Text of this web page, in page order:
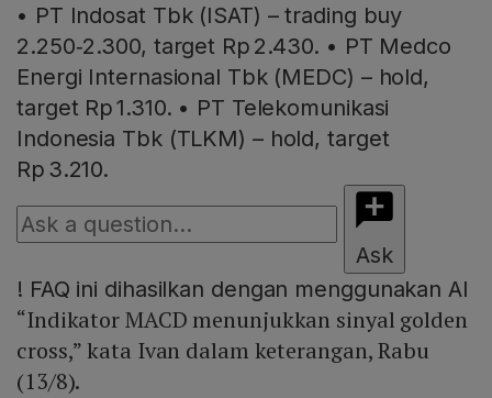
• PT Indosat Tbk (ISAT) – trading buy
2.250‑2.300, target Rp 2.430. • PT Medco
Energi Internasional Tbk (MEDC) – hold,
target Rp 1.310. • PT Telekomunikasi
Indonesia Tbk (TLKM) – hold, target
Rp 3.210.
Ask
! FAQ ini dihasilkan dengan menggunakan AI
“Indikator MACD menunjukkan sinyal golden
cross,” kata Ivan dalam keterangan, Rabu
(13/8).